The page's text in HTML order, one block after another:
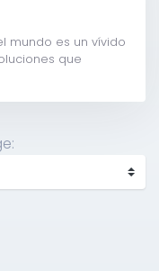
mundo es un vívido
que